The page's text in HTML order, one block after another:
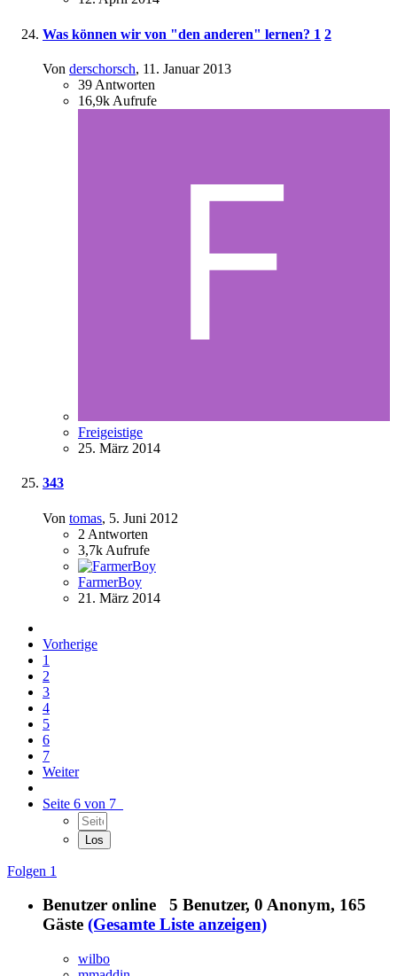
Was können wir von "den anderen" lernen? 1 2
Von derschorsch, 11. Januar 2013
39 Antworten
16,9k Aufrufe
Freigeistige
25. März 2014
343
Von tomas, 5. Juni 2012
2 Antworten
3,7k Aufrufe
FarmerBoy
21. März 2014
Vorherige
1
2
3
4
5
6
7
Weiter
Seite 6 von 7
Folgen 1
Benutzer online 5 Benutzer, 0 Anonym, 165
Gäste (Gesamte Liste anzeigen)
wilbo